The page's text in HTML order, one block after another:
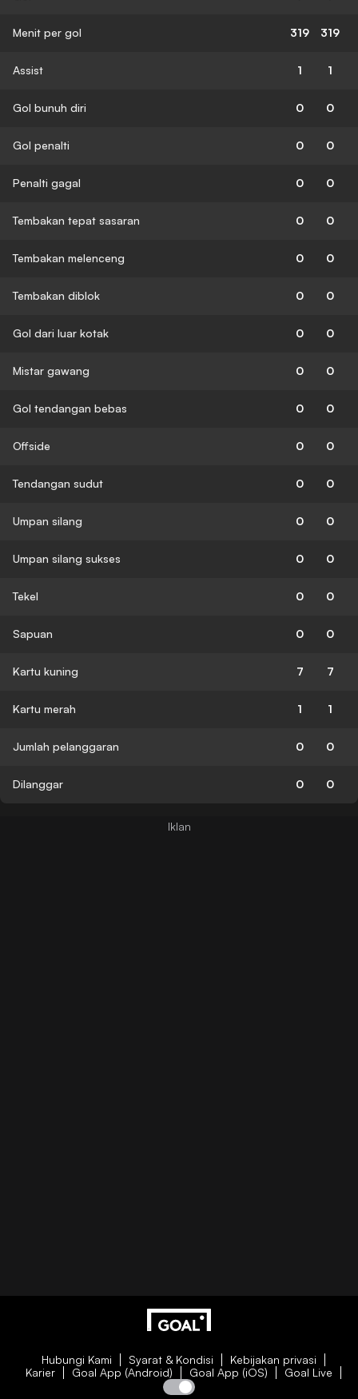
Menit per gol 319 319
Assist 1 1
Gol bunuh diri 0 0
Gol penalti 0 0
Penalti gagal 0 0
Tembakan tepat sasaran 0 0
Tembakan melenceng 0 0
Tembakan diblok 0 0
Gol dari luar kotak 0 0
Mistar gawang 0 0
Gol tendangan bebas 0 0
Offside 0 0
Tendangan sudut 0 0
Umpan silang 0 0
Umpan silang sukses 0 0
Tekel 0 0
Sapuan 0 0
Kartu kuning 7 7
Kartu merah 1 1
Jumlah pelanggaran 0 0
Dilanggar 0 0
Hubungi Kami Syarat & Kondisi
Kebijakan privasi
Karier
Goal App (Android) Goal App (iOS) Goal Live